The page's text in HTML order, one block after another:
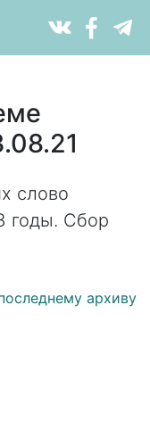
слово
годы. Сбор
архиву